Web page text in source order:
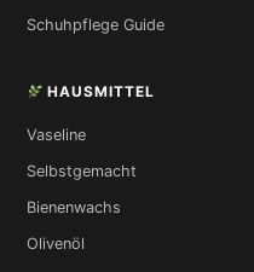
Schuhpflege Guide
HAUSMITTEL
Vaseline
Selbstgemacht
Bienenwachs
Olivenöl